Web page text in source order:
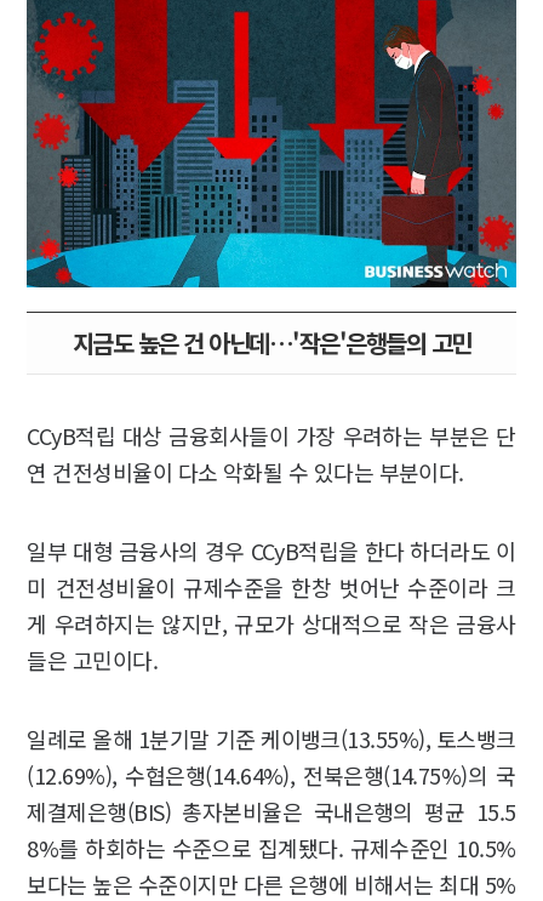
지금도 높은 건 아닌데…'작은'은행들의 고민
CCyB적립 대상 금융회사들이 가장 우려하는 부분은 단
연 건전성비율이 다소 악화될 수 있다는 부분이다.
일부 대형 금융사의 경우 CCyB적립을 한다 하더라도 이
미 건전성비율이 규제수준을 한창 벗어난 수준이라 크
게 우려하지는 않지만, 규모가 상대적으로 작은 금융사
들은 고민이다.
일례로 올해 1분기말 기준 케이뱅크(13.55%), 토스뱅크
(12.69%), 수협은행(14.64%), 전북은행(14.75%)의 국
제결제은행(BIS) 총자본비율은 국내은행의 평균 15.5
8%를 하회하는 수준으로 집계됐다. 규제수준인 10.5%
보다는 높은 수준이지만 다른 은행에 비해서는 최대 5%